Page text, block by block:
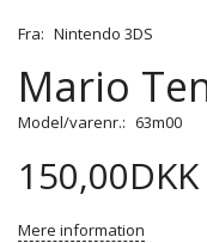
Fra: Nintendo 3DS
Mario
Model/varenr.: 63m00
150,00DKK
Mere information